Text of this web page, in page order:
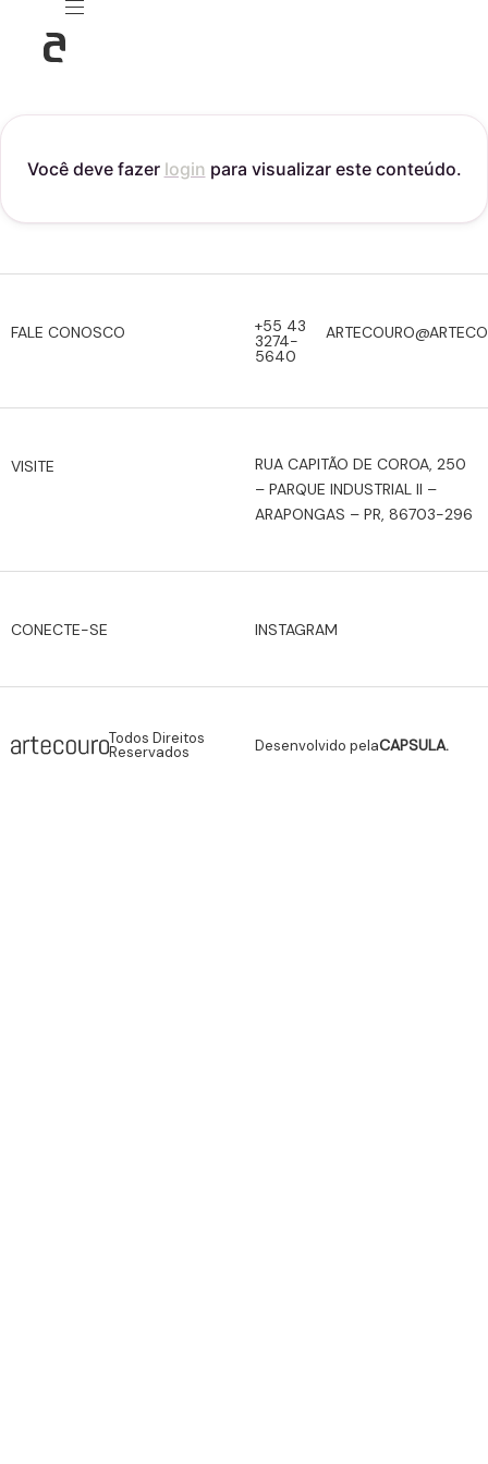
Você deve fazer login para visualizar este conteúdo.
FALE CONOSCO +55 43
3274-
5640
VISITE
RUA CAPITÃO DE COROA, 250
– PARQUE INDUSTRIAL II –
ARAPONGAS – PR, 86703-296
CONECTE-SE INSTAGRAM
Todos Direitos
Reservados Desenvolvido pelaCAPSULA.